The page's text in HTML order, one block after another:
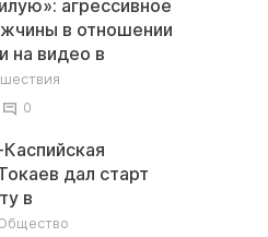
агрессивное
в отношении
на видео в
0
дал старт
в